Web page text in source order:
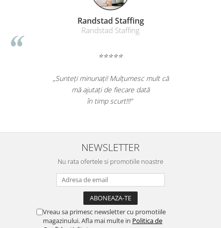
Table magnetice (whiteboard-uri)
Electronice si accesorii tech
Gadgeturi mobile
Baterii si acumulatori
Ceasuri smart - Smartwatch
Baterii externe - Powerbanks
Accesorii localizare (FindMy)
Cartuse, tonere, consumabile PC
Standuri PC si suporturi
ergonomice
Randstad Staffing
Randstad Staffing
⭐⭐⭐⭐⭐
„Sunteți minunați! Mulțumesc mult că
mă ajutați de fiecare dată
în timp scurt!!!”
NEWSLETTER
Nu rata ofertele si promotiile noastre
Vreau sa primesc newsletter cu promotiile
magazinului. Afla mai multe in Politica de